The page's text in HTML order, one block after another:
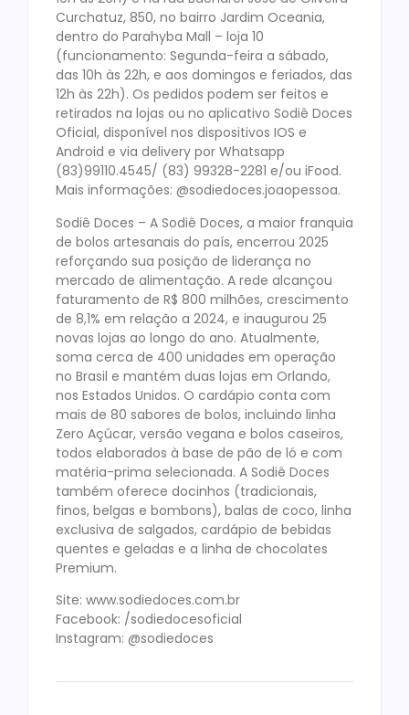
Curchatuz, 850, no bairro Jardim Oceania,
dentro do Parahyba Mall – loja 10
(funcionamento: Segunda-feira a sábado,
das 10h às 22h, e aos domingos e feriados, das
12h às 22h). Os pedidos podem ser feitos e
retirados na lojas ou no aplicativo Sodiê Doces
Oficial, disponível nos dispositivos IOS e
Android e via delivery por Whatsapp
(83)99110.4545/ (83) 99328-2281 e/ou iFood.
Mais informações: @sodiedoces.joaopessoa.
Sodiê Doces – A Sodiê Doces, a maior franquia
de bolos artesanais do país, encerrou 2025
reforçando sua posição de liderança no
mercado de alimentação. A rede alcançou
faturamento de R$ 800 milhões, crescimento
de 8,1% em relação a 2024, e inaugurou 25
novas lojas ao longo do ano. Atualmente,
soma cerca de 400 unidades em operação
no Brasil e mantém duas lojas em Orlando,
nos Estados Unidos. O cardápio conta com
mais de 80 sabores de bolos, incluindo linha
Zero Açúcar, versão vegana e bolos caseiros,
todos elaborados à base de pão de ló e com
matéria-prima selecionada. A Sodiê Doces
também oferece docinhos (tradicionais,
finos, belgas e bombons), balas de coco, linha
exclusiva de salgados, cardápio de bebidas
quentes e geladas e a linha de chocolates
Premium.
Site: www.sodiedoces.com.br
Facebook: /sodiedocesoficial
Instagram: @sodiedoces